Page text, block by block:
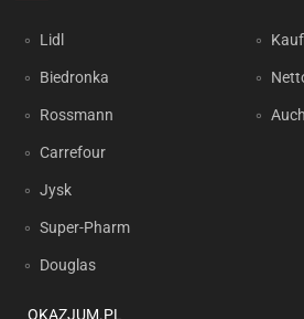
Lidl
Biedronka
Rossmann
Carrefour
Jysk
Super-Pharm
Douglas
OKAZJUM.PL